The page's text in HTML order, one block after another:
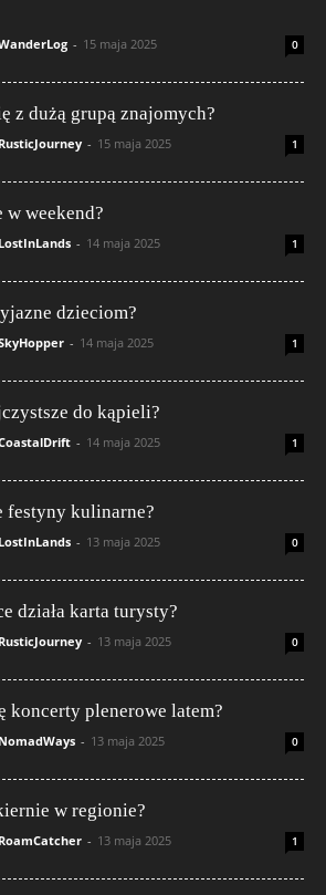
- 15 maja 2025 0
z dużą grupą znajomych?
RusticJourney - 15 maja 2025 1
w weekend?
LostInLands - 14 maja 2025 1
dzieciom?
- 14 maja 2025 1
do kąpieli?
- 14 maja 2025 1
festyny kulinarne?
LostInLands - 13 maja 2025 0
działa karta turysty?
RusticJourney - 13 maja 2025 0
koncerty plenerowe latem?
NomadWays - 13 maja 2025 0
w regionie?
RoamCatcher - 13 maja 2025 1